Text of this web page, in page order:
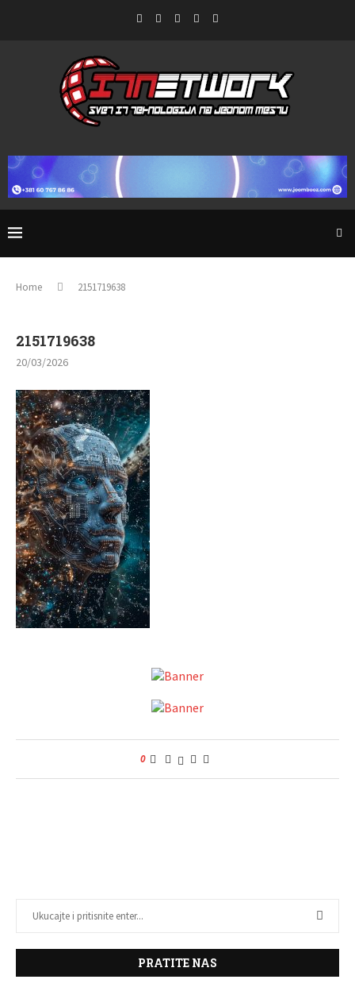
Home 2151719638
2151719638
20/03/2026
0
PRATITE NAS